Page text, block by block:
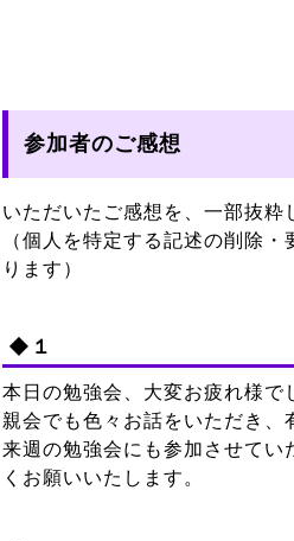
参加者のご感想
いただいたご感想を、一部抜粋
（個人を特定する記述の削除
ります）
◆１
本日の勉強会、大変お疲れ様で
親会でも色々お話をいただき、
来週の勉強会にも参加させてい
くお願いいたします 。